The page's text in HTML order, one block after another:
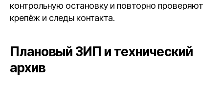
контрольную остановку и повторно проверяют
крепёж и следы контакта.
Плановый ЗИП и технический
архив